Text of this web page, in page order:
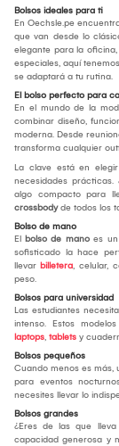
Bolsos ideales para ti
En Oechsle.pe
que van desde lo
elegante para la
especiales, aquí
se adaptará a tu rutina.
El bolso perfecto para
En el mundo de la
combinar diseño,
moderna. Desde
transforma cualquier
La clave está en
necesidades prácticas.
algo compacto para
crossbodyde todos los
Bolso de mano
El bolso de mano es
sofisticado la hace
llevar billetera, celular,
peso.
Bolsos para universidad
Las estudiantes
intenso. Estos
laptops, tablets y
Bolsos pequeños
Cuando menos es más,
para eventos
necesites llevar lo
Bolsos grandes
¿Eres de las que
capacidad generosa y